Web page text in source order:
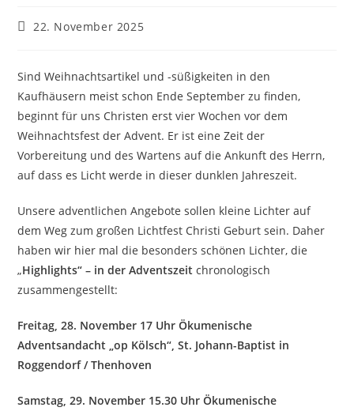
Beitrag
22. November 2025
Sind Weihnachtsartikel und -süßigkeiten in den
Kaufhäusern meist schon Ende September zu finden,
beginnt für uns Christen erst vier Wochen vor dem
Weihnachtsfest der Advent. Er ist eine Zeit der
Vorbereitung und des Wartens auf die Ankunft des Herrn,
auf dass es Licht werde in dieser dunklen Jahreszeit.
Unsere adventlichen Angebote sollen kleine Lichter auf
dem Weg zum großen Lichtfest Christi Geburt sein. Daher
haben wir hier mal die besonders schönen Lichter, die
„Highlights“ – in der Adventszeit chronologisch
zusammengestellt:
Freitag, 28. November 17 Uhr Ökumenische
Adventsandacht „op Kölsch“, St. Johann-Baptist in
Roggendorf / Thenhoven
Samstag, 29. November 15.30 Uhr Ökumenische